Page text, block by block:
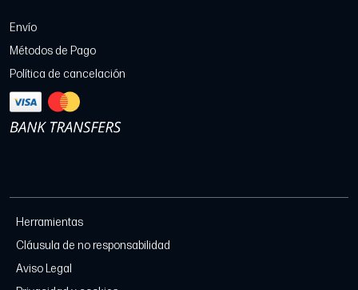
Envío
Métodos de Pago
Política de cancelación
Herramientas
Cláusula de no responsabilidad
Aviso Legal